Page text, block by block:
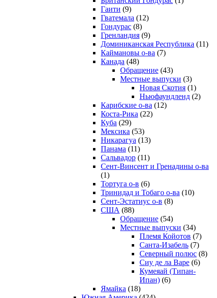
Гаити (9)
Гватемала (12)
Гондурас (8)
Гренландия (9)
Доминиканская Республика (11)
Каймановы о-ва (7)
Канада (48)
Обращение (43)
Местные выпуски (3)
Новая Скотия (1)
Ньюфаундленд (2)
Карибские о-ва (12)
Коста-Рика (22)
Куба (29)
Мексика (53)
Никарагуа (13)
Панама (11)
Сальвадор (11)
Сент-Винсент и Гренадины о-ва
(1)
Тортуга о-в (6)
Тринидад и Тобаго о-ва (10)
Сент-Эстатиус о-в (8)
США (88)
Обращение (54)
Местные выпуски (34)
Племя Койотов (7)
Санта-Изабель (7)
Северный полюс (8)
Сиу де ла Варе (6)
Кумеяай (Типан-
Ипан) (6)
Ямайка (18)